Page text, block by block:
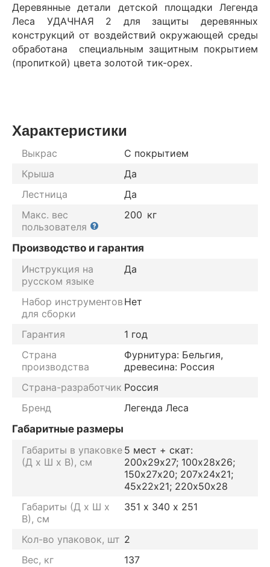
Деревянные детали детской площадки Легенда
Леса УДАЧНАЯ 2 для защиты деревянных
конструкций от воздействий окружающей среды
обработана специальным защитным покрытием
(пропиткой) цвета золотой тик-орех.
Характеристики
Выкрас
С покрытием
Крыша
Да
Лестница
Да
Макс. вес
пользователя
200 кг
Производство и гарантия
Инструкция на
русском языке
Да
Набор инструментов
для сборки
Нет
Гарантия
1 год
Страна
производства
Фурнитура: Бельгия,
древесина: Россия
Страна-разработчик Россия
Бренд
Легенда Леса
Габаритные размеры
Габариты в упаковке
(Д х Ш х В), см
5 мест + скат:
200х29х27; 100х28х26;
150х27х20; 207х24х21;
45х22х21; 220х50х28
Габариты (Д х Ш х
В), см
351 х 340 х 251
Кол-во упаковок, шт 2
Вес, кг
137